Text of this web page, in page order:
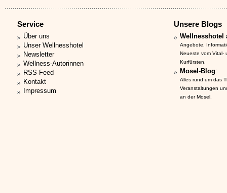
Service
Über uns
Unser Wellnesshotel
Newsletter
Wellness-Autorinnen
RSS-Feed
Kontakt
Impressum
Unsere Blogs
Wellnesshotel
Angebote,
Neueste vom Vital-
Kurfürsten.
Mosel-Blog:
Alles rund um das
Veranstaltungen
an der Mosel.